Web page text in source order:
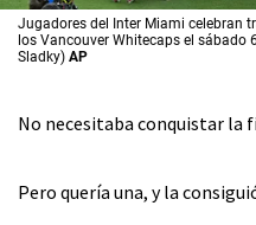
Jugadores del Inter Miami celebran
los Vancouver Whitecaps el sábado
Sladky) AP
No necesitaba conquistar la
Pero quería una, y la